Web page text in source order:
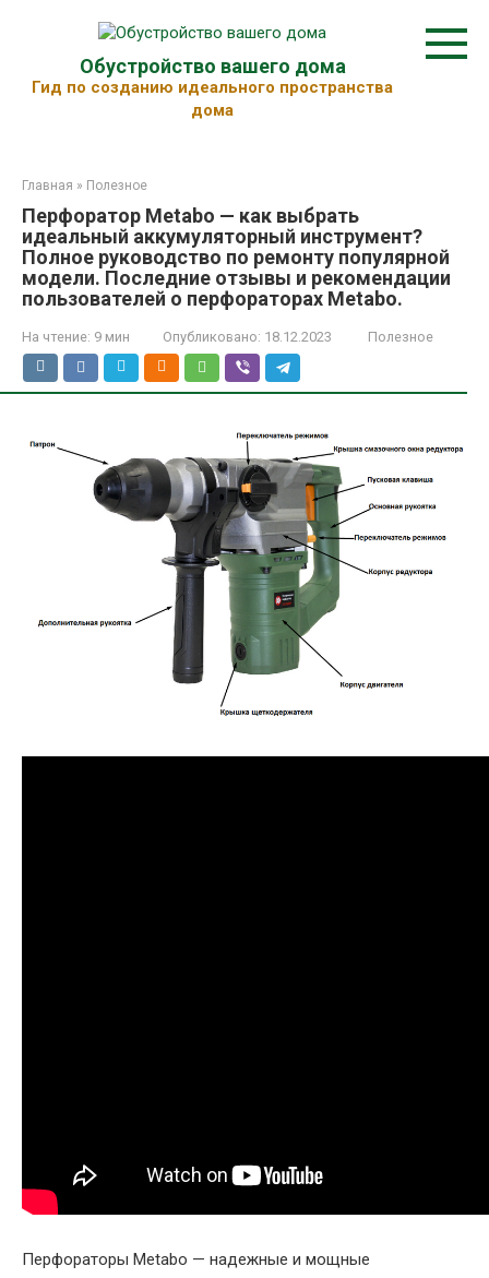
Обустройство вашего дома
Гид по созданию идеального пространства
дома
Главная » Полезное
Перфоратор Metabo — как выбрать
идеальный аккумуляторный инструмент?
Полное руководство по ремонту популярной
модели. Последние отзывы и рекомендации
пользователей о перфораторах Metabo.
На чтение: 9 мин Опубликовано: 18.12.2023 Полезное
Перфораторы Metabo — надежные и мощные